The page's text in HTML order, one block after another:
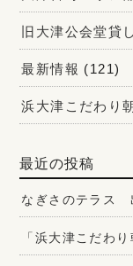
旧大津公会堂貸
最新情報 (121)
浜大津こだわり
最近の投稿
なぎさのテラス
「浜大津こだわ